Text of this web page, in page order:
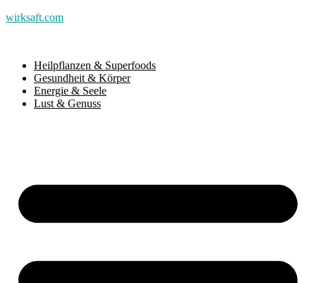
wirksaft.com
Heilpflanzen & Superfoods
Gesundheit & Körper
Energie & Seele
Lust & Genuss